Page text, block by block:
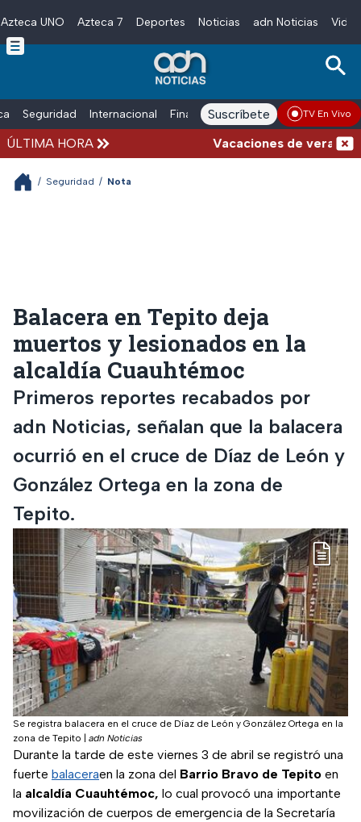
Skip to main content
Azteca UNO Azteca 7 Deportes Noticias adn Noticias
Seguridad Internacional Finanzas adn Noticias Radio
Suscríbete TV En Vivo
ÚLTIMA HORA Vacaciones de verano
/ Seguridad / Nota
Balacera en Tepito deja
muertos y lesionados en la
alcaldía Cuauhtémoc
Primeros reportes recabados por
adn Noticias, señalan que la balacera
ocurrió en el cruce de Díaz de León y
González Ortega en la zona de
Tepito.
Se registra balacera en el cruce de Díaz de León y González Ortega en la
zona de Tepito
adn Noticias
Durante la tarde de este viernes 3 de abril se registró una
fuerte balaceraen la zona del Barrio Bravo de Tepito en
la alcaldía Cuauhtémoc, lo cual provocó una importante
movilización de cuerpos de emergencia de la Secretaría